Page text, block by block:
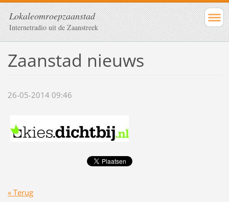
Lokaleomroepzaanstad
Internetradio uit de Zaanstreek
Zaanstad nieuws
26-05-2014 09:46
« Terug